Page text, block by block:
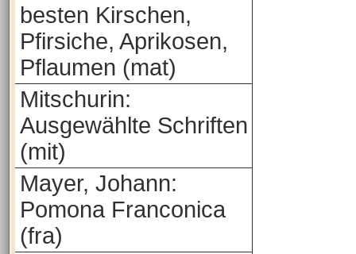
besten Kirschen,
Pfirsiche, Aprikosen,
Pflaumen (mat)
Mitschurin:
Ausgewählte Schriften
(mit)
Mayer, Johann:
Pomona Franconica
(fra)